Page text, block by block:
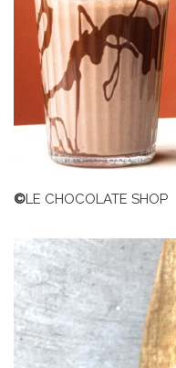
©LE CHOCOLATE SHOP